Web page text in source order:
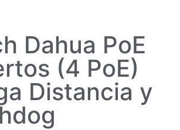
Dahua PoE
(4 PoE)
Distancia y